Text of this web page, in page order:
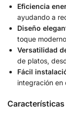
Eficiencia
ayudando a
Diseño
toque
Versatilidad
de platos,
Fácil
integración en